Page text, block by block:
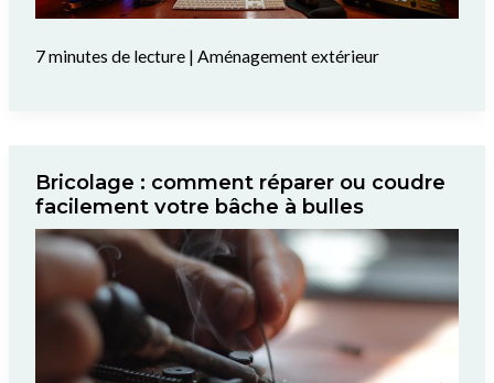
7 minutes de lecture| Aménagement extérieur
Bricolage : comment réparer ou coudre
facilement votre bâche à bulles